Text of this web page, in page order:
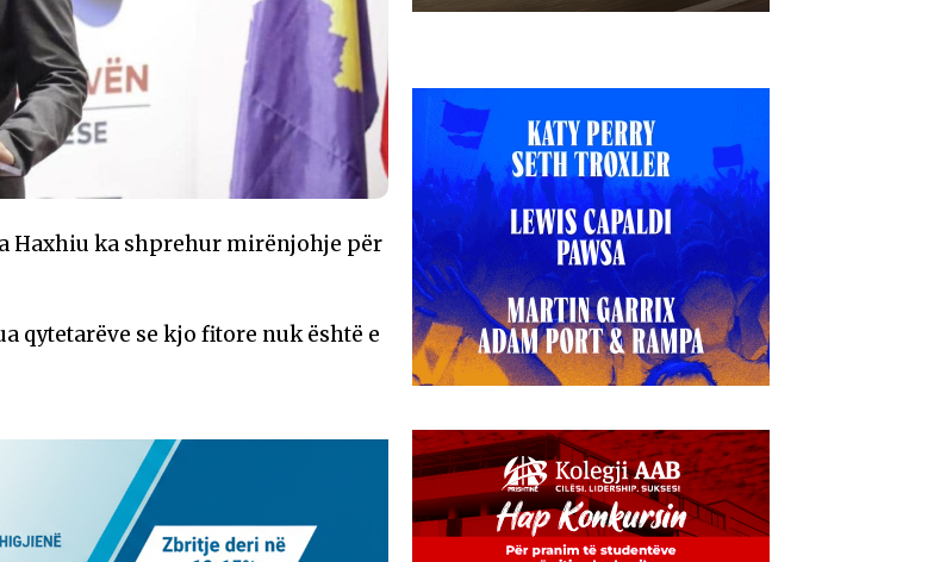
Haxhiu ka shprehur mirënjohje për
qytetarëve se kjo fitore nuk është e